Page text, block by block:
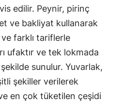
edilir. Peynir, pirinç
ve bakliyat kullanarak
farklı tariflerle
ufaktır ve tek lokmada
sunulur. Yuvarlak,
şekiller verilerek
en çok tüketilen çeşidi